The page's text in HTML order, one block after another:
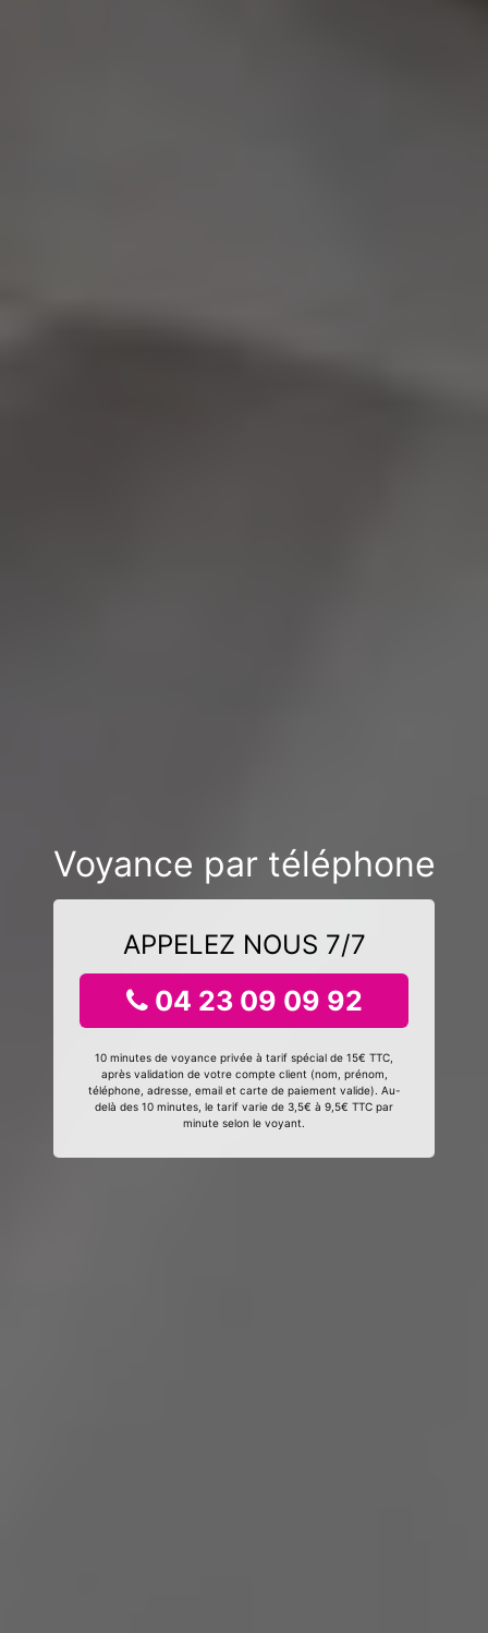
Voyance par téléphone
APPELEZ NOUS 7/7
04 23 09 09 92
10 minutes de voyance privée à tarif spécial de 15€ TTC,
après validation de votre compte client (nom, prénom,
téléphone, adresse, email et carte de paiement valide). Au-
delà des 10 minutes, le tarif varie de 3,5€ à 9,5€ TTC par
minute selon le voyant.